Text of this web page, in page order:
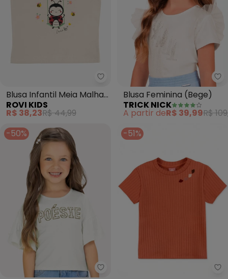
Rovi Kids - Blusa Infantil Meia
Blusa Infantil Meia Malha
com Estampa (Bege)
ROVI KIDS
R$ 38,23R$ 44,99
Blusa Feminina (Bege)
TRICK NICK
A partir deR$ 39,99R$
-50%
Milon - Blusa Infantil Menina
-51%